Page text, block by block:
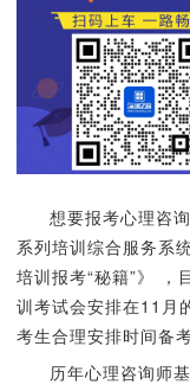
想要报考心理咨
系列培训综合服务系
培训报考“秘籍”》 ，
训考试会安排在11月
考生合理安排时间备考
历年心理咨询师